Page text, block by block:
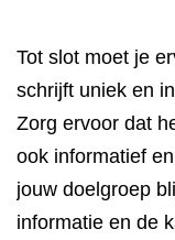
Tot slot moet je
schrijft uniek en
Zorg ervoor dat
ook informatief
jouw doelgroep
informatie en de